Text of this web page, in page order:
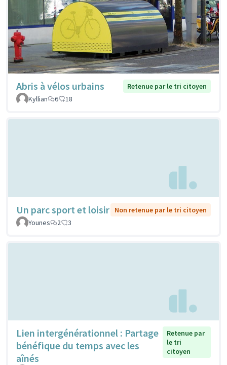
Abris à vélos urbains
Retenue par le tri citoyen
Kyllian
6 18
Un parc sport et loisir
Non retenue par le tri citoyen
Younes
2 3
Lien intergénérationnel : Partage
bénéfique du temps avec les
aînés
Retenue par
le tri
citoyen